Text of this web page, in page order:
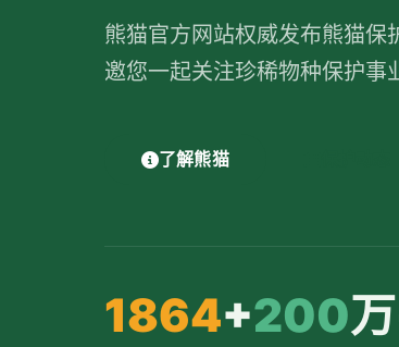
熊猫官方网站权威发布熊猫保
邀您一起关注珍稀物种保护事
了解熊猫
1864+200